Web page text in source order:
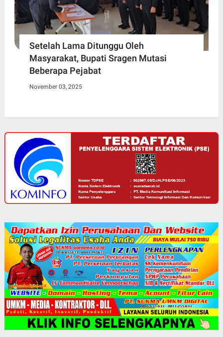
Setelah Lama Ditunggu Oleh
Masyarakat, Bupati Sragen Mutasi
Beberapa Pejabat
November 03, 2025